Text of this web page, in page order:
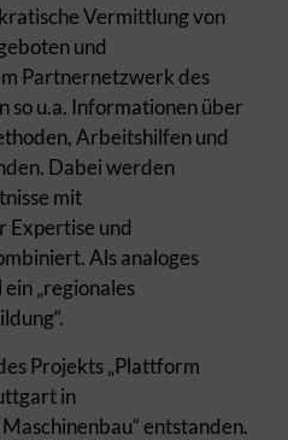
Vermittlung von
und
Partnernetzwerk des
so u.a. Informationen über
Arbeitshilfen und
Dabei werden
mit
Expertise und
Als analoges
„regionales
Projekts „Plattform
in
entstanden.